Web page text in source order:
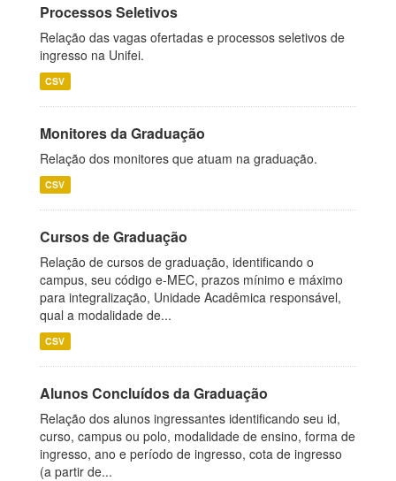
Processos Seletivos
Relação das vagas ofertadas e processos seletivos de
ingresso na Unifei.
CSV
Monitores da Graduação
Relação dos monitores que atuam na graduação.
CSV
Cursos de Graduação
Relação de cursos de graduação, identificando o
campus, seu código e-MEC, prazos mínimo e máximo
para integralização, Unidade Acadêmica responsável,
qual a modalidade de...
CSV
Alunos Concluídos da Graduação
Relação dos alunos ingressantes identificando seu id,
curso, campus ou polo, modalidade de ensino, forma de
ingresso, ano e período de ingresso, cota de ingresso
(a partir de...